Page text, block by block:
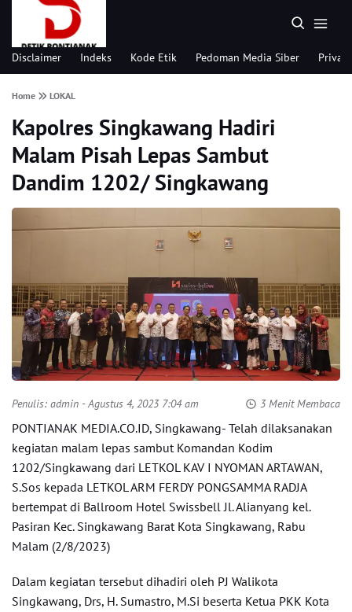
Disclaimer Indeks Kode Etik Pedoman Media Siber
Home LOKAL
Kapolres Singkawang Hadiri
Malam Pisah Lepas Sambut
Dandim 1202/ Singkawang
Penulis: admin - Agustus 4, 2023 7:04 am 3 Menit Membaca
PONTIANAK MEDIA.CO.ID, Singkawang- Telah dilaksanakan
kegiatan malam lepas sambut Komandan Kodim
1202/Singkawang dari LETKOL KAV I NYOMAN ARTAWAN,
S.Sos kepada LETKOL ARM FERDY PONGSAMMA RADJA
bertempat di Ballroom Hotel Swissbell Jl. Alianyang kel.
Pasiran Kec. Singkawang Barat Kota Singkawang, Rabu
Malam (2/8/2023)
Dalam kegiatan tersebut dihadiri oleh PJ Walikota
Singkawang, Drs, H. Sumastro, M.Si beserta Ketua PKK Kota